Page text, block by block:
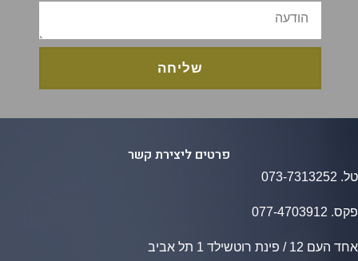
שליחה
פרטים ליצירת קשר
073-7313252
077​-​4703912
/ פינת רוטשילד 1 תל אביב